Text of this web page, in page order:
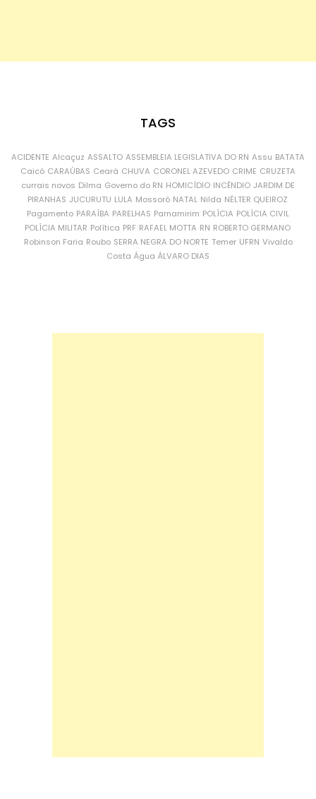
TAGS
ACIDENTE Alcaçuz ASSALTO ASSEMBLEIA LEGISLATIVA DO RN Assu BATATA
Caicó CARAÚBAS Ceará CHUVA CORONEL AZEVEDO CRIME CRUZETA
currais novos Dilma Governo do RN HOMICÍDIO INCÊNDIO JARDIM DE
PIRANHAS JUCURUTU LULA Mossoró NATAL Nilda NÉLTER QUEIROZ
Pagamento PARAÍBA PARELHAS Parnamirim POLÍCIA POLÍCIA CIVIL
POLÍCIA MILITAR Política PRF RAFAEL MOTTA RN ROBERTO GERMANO
Robinson Faria Roubo SERRA NEGRA DO NORTE Temer UFRN Vivaldo
Costa Água ÁLVARO DIAS